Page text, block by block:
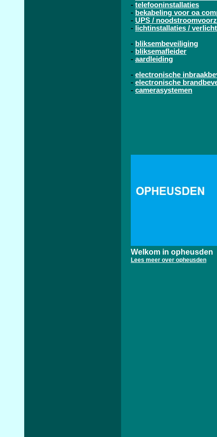
- telefooninstallaties
- bekabeling voor oa
- UPS /
- lichtinstallaties /
- bliksembeveiliging
- bliksemafleider
- aardleiding
- electronische
- electronische
- camerasystemen
Welkom in opheusden
Lees meer over opheusden